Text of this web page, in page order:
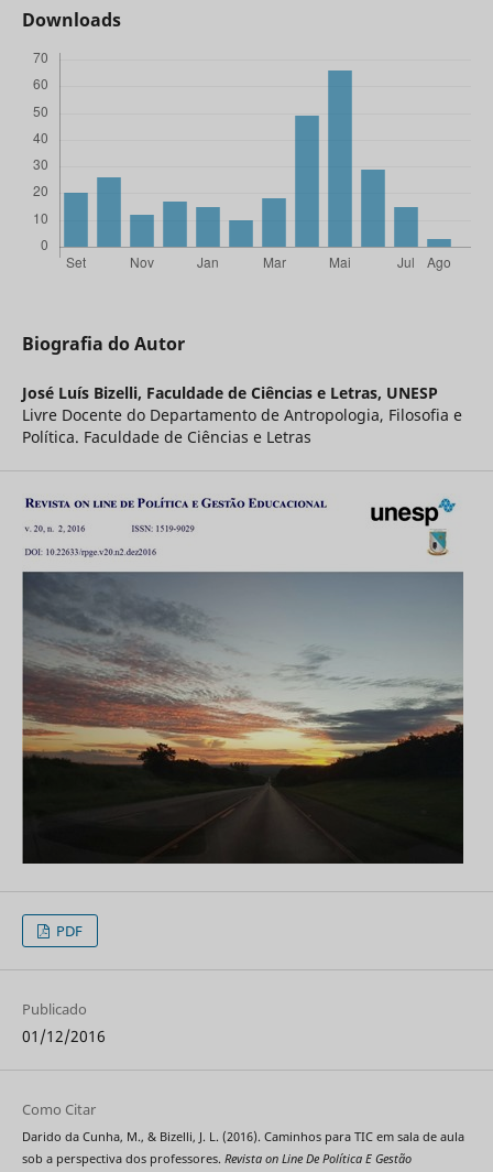
Downloads
Biografia do Autor
José Luís Bizelli, Faculdade de Ciências e Letras, UNESP
Livre Docente do Departamento de Antropologia, Filosofia e
Política. Faculdade de Ciências e Letras
PDF
Publicado
01/12/2016
Como Citar
Darido da Cunha, M., & Bizelli, J. L. (2016). Caminhos para TIC em sala de aula
sob a perspectiva dos professores. Revista on Line De Política E Gestão